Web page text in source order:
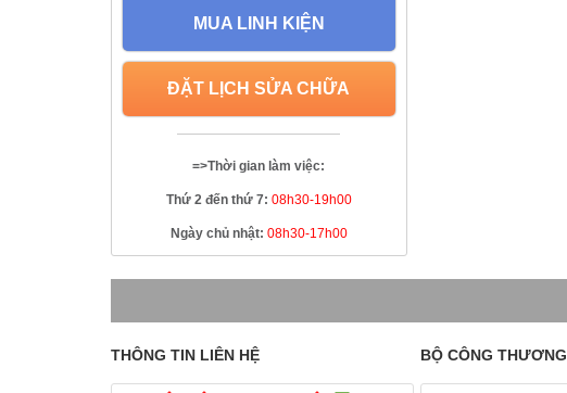
MUA LINH KIỆN
ĐẶT LỊCH SỬA CHỮA
=>Thời gian làm việc:
Thứ 2 đến thứ 7: 08h30-19h00
Ngày chủ nhật: 08h30-17h00
THÔNG TIN LIÊN HỆ BỘ CÔNG THƯƠNG